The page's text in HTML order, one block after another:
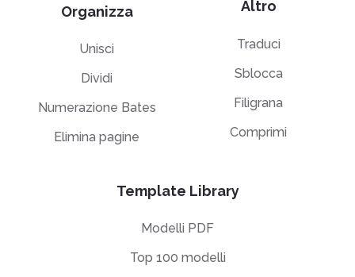
Organizza
Unisci
Dividi
Numerazione Bates
Elimina pagine
Altro
Traduci
Sblocca
Filigrana
Comprimi
Template Library
Modelli PDF
Top 100 modelli